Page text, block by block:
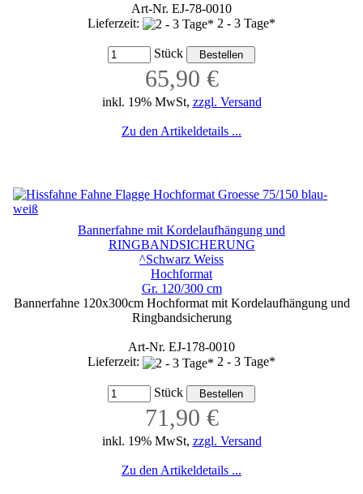
Art-Nr. EJ-78-0010
Lieferzeit:
2 - 3 Tage*
Stück
65,90 €
inkl. 19% MwSt, zzgl. Versand
Zu den Artikeldetails ...
Bannerfahne mit Kordelaufhängung und
RINGBANDSICHERUNG
^Schwarz Weiss
Hochformat
Gr. 120/300 cm
Bannerfahne 120x300cm Hochformat mit Kordelaufhängung und
Ringbandsicherung
Art-Nr. EJ-178-0010
Lieferzeit:
2 - 3 Tage*
Stück
71,90 €
inkl. 19% MwSt, zzgl. Versand
Zu den Artikeldetails ...